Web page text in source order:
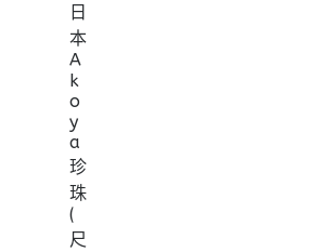
日
本
A
k
o
y
a
珍
珠
(
尺